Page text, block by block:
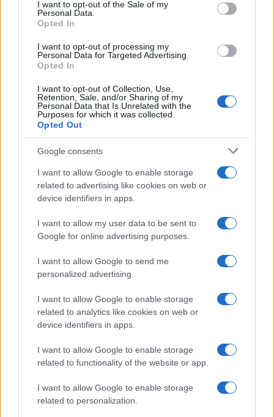
I want to opt-out of the Sale of my
Personal Data.
Opted In
I want to opt-out of processing my
Personal Data for Targeted Advertising.
Opted In
I want to opt-out of Collection, Use,
Retention, Sale, and/or Sharing of my
Personal Data that Is Unrelated with the
Purposes for which it was collected.
Opted Out
Google consents
I want to allow Google to enable storage
related to advertising like cookies on web or
device identifiers in apps.
I want to allow my user data to be sent to
Google for online advertising purposes.
I want to allow Google to send me
personalized advertising.
I want to allow Google to enable storage
related to analytics like cookies on web or
device identifiers in apps.
I want to allow Google to enable storage
related to functionality of the website or app.
I want to allow Google to enable storage
related to personalization.
F
a
ce
b
o
o
k
T
w
it
te
r
Pi
n
te
re
st
h
at
s
A
p
p
h
a
re
NOTIZIE RECENTI
Sangue, musica e solidarietà con Avis Olbia al
Delta Center
Meteo Olbia 9 agosto, temperature in calo
Salmo finisce in ospedale a Catania, ma il tour
Jovanotti, Gabry Ponte e Alfa: Olbia ombelico del
“Orgoglio e discrezione per visita privata̶…